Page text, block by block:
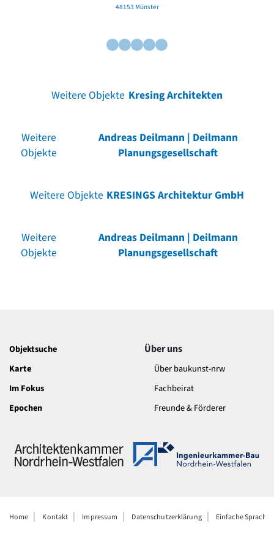
48153 Münster
Weitere Objekte Kresing Architekten
Weitere
Objekte
Andreas Deilmann | Deilmann
Planungsgesellschaft
Weitere Objekte KRESINGS Architektur GmbH
Weitere
Objekte
Andreas Deilmann | Deilmann
Planungsgesellschaft
Objektsuche
Karte
Im Fokus
Epochen
Über uns
Über baukunst-nrw
Fachbeirat
Freunde & Förderer
Home Kontakt Impressum Datenschutzerklärung Einfache Sprache